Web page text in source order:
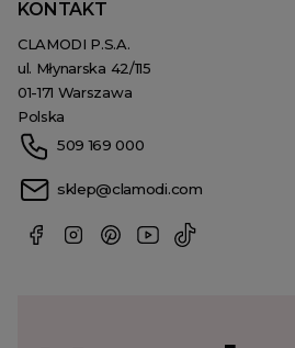
KONTAKT
CLAMODI P.S.A.
ul. Młynarska 42/115
01-171 Warszawa
Polska
509 169 000
sklep@clamodi.com